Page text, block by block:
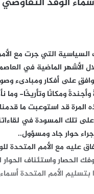
التي جرت مع
الأشهر الماضية في
على أفكار ومبادىء
ومكانًا وتأريخًا- وما
المرة قد استوعبت ما
تلك المسودة في
حوار جاد ومسؤول..
عليه مع الأمم المتحدة
الحصار واستئناف
الأمم المتحدة